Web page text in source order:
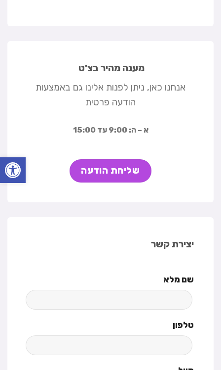
פתח
מענה מהיר בצ'ט
אנחנו כאן, ניתן לפנות אלינו גם באמצעות
הודעה פרטית
א – ה: 9:00 עד 15:00
שליחת הודעה
יצירת קשר
שם מלא
טלפון